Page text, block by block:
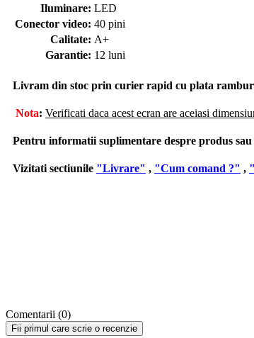
Iluminare: LED
Conector video: 40 pini
Calitate: A+
Garantie: 12 luni
Livram din stoc prin curier rapid cu plata
Nota: Verificati daca acest ecran are aceiasi
Pentru informatii suplimentare despre produs
Vizitati sectiunile "Livrare" , "Cum comand ?" ,
Comentarii (0)
Fii primul care scrie o recenzie